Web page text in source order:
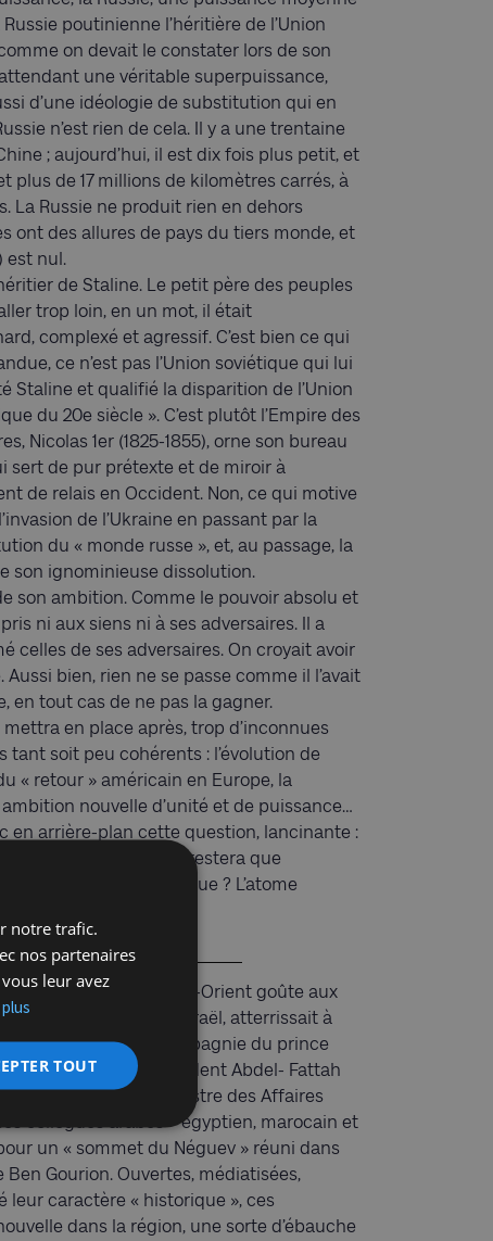
poutinienne l’héritière de l’Union
on devait le constater lors de son
une véritable superpuissance,
d’une idéologie de substitution qui en
n’est rien de cela. Il y a une trentaine
; aujourd’hui, il est dix fois plus petit, et
plus de 17 millions de kilomètres carrés, à
La Russie ne produit rien en dehors
ont des allures de pays du tiers monde, et
est nul.
de Staline. Le petit père des peuples
trop loin, en un mot, il était
complexé et agressif. C’est bien ce qui
ce n’est pas l’Union soviétique qui lui
Staline et qualifié la disparition de l’Union
du 20e siècle ». C’est plutôt l’Empire des
Nicolas 1er (1825-1855), orne son bureau
sert de pur prétexte et de miroir à
de relais en Occident. Non, ce qui motive
de l’Ukraine en passant par la
du « monde russe », et, au passage, la
son ignominieuse dissolution.
son ambition. Comme le pouvoir absolu et
ni aux siens ni à ses adversaires. Il a
celles de ses adversaires. On croyait avoir
bien, rien ne se passe comme il l’avait
en tout cas de ne pas la gagner.
en place après, trop d’inconnues
soit peu cohérents : l’évolution de
« retour » américain en Europe, la
nouvelle d’unité et de puissance…
en arrière-plan cette question, lancinante :
de la défaite, il ne lui restera que
avant ? L’arme chimique ? L’atome
en Europe, le Proche-Orient goûte aux
Premier ministre d’Israël, atterrissait à
el-Sheikh en compagnie du prince
unis, et du président Abdel- Fattah
de Yaïr Lapid, le ministre des Affaires
collègues arabes – égyptien, marocain et
un « sommet du Néguev » réuni dans
Gourion. Ouvertes, médiatisées,
leur caractère « historique », ces
dans la région, une sorte d’ébauche
notre trafic.
nos partenaires
leur avez
TOUT